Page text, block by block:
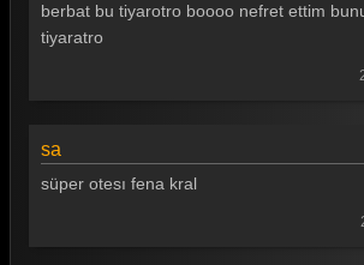
Güldür güldür 214. Bölüm
Güldür güldür 210. Bölüm
berbat bu tiyarotro boooo nefret ettim
tiyaratro
sa
süper otesı fena kral